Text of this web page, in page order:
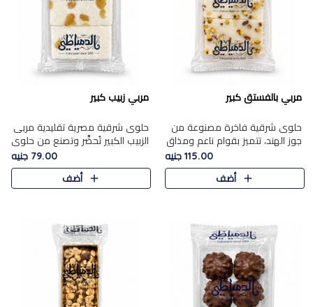
مربي بالفستق كبير
حلوى شرقية فاخرة مصنوعة من
جوز الهند، تتميز بقوام ناعم ومذاق
غني، وتزين بقطع من الفستق
الفاخر التي تضيف عليها قرمشة
115.00 جنيه
أضف
مربي زبيب كبير
حلوى شرقية مصرية تقليدية مربى
الزبيب الكبير تُحضَّر وتصنع من حلوي
جوز الهند باسد بقوام طري ومذاق
غني، وتُزين وتغطا بحبات الزبيب
الذهبي التي ..
79.00 جنيه
أضف